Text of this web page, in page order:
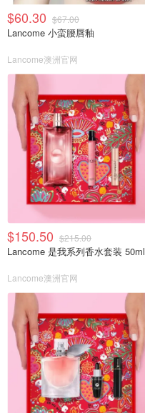
$60.30 $67.00
Lancome 小蛮腰唇釉
Lancome澳洲官网
$150.50 $215.00
Lancome 是我系列香水套装 50ml
Lancome澳洲官网